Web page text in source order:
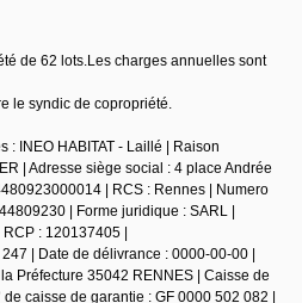
de 62 lots.Les charges annuelles sont
le syndic de copropriété.
: INEO HABITAT - Laillé | Raison
| Adresse siège social : 4 place Andrée
| RCS : Rennes | Numero
| Forme juridique : SARL |
: 120137405 |
| Date de délivrance : 0000-00-00 |
Préfecture 35042 RENNES | Caisse de
caisse de garantie : GF 0000 502 082 |